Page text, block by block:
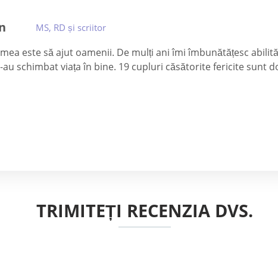
MS, RD și scriitor
este să ajut oamenii. De mulți ani îmi îmbunătățesc
au schimbat viața în bine. 19 cupluri căsătorite fericite sunt
TRIMITEȚI RECENZIA DVS.